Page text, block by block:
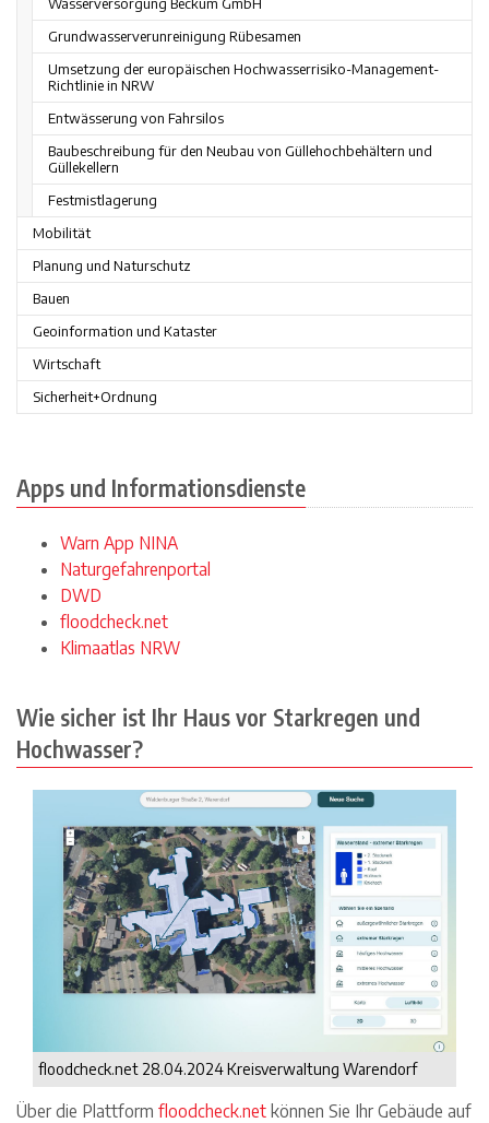
Grund­wasser­ver­un­rei­ni­gung Rü­be­sa­men
Umsetzung der eu­ro­pä­ischen Hoch­was­ser­ri­si­ko-Ma­na­ge­ment-
Richt­li­nie in NRW
Entwässerung von Fahrsilos
Baubeschreibung für den Neubau von Güllehochbehältern und
Güllekellern
Festmistlagerung
Mobilität
Planung und Naturschutz
Bauen
Geoinformation und Kataster
Wirtschaft
Sicherheit+Ordnung
Apps und Informationsdienste
Warn App NINA
Naturgefahrenportal
DWD
floodcheck.net
Klimaatlas NRW
Wie sicher ist Ihr Haus vor Starkregen und
Hochwasser?
floodcheck.net 28.04.2024 Kreisverwaltung Warendorf
Über die Plattform floodcheck.net können Sie Ihr Gebäude auf